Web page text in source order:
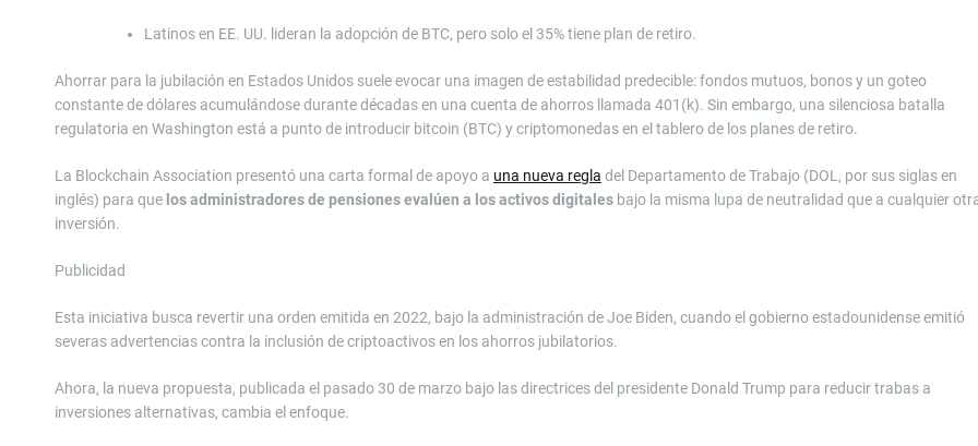
Latinos en EE. UU. lideran la adopción de BTC, pero solo el 35% tiene plan de retiro.
Ahorrar para la jubilación en Estados Unidos suele evocar una imagen de estabilidad predecible: fondos mutuos, bonos y un goteo
constante de dólares acumulándose durante décadas en una cuenta de ahorros llamada 401(k). Sin embargo, una silenciosa batalla
regulatoria en Washington está a punto de introducir bitcoin (BTC) y criptomonedas en el tablero de los planes de retiro.
La Blockchain Association presentó una carta formal de apoyo a una nueva regla del Departamento de Trabajo (DOL, por sus siglas en
inglés) para que los administradores de pensiones evalúen a los activos digitales bajo la misma lupa de neutralidad que a cualquier
inversión.
Publicidad
Esta iniciativa busca revertir una orden emitida en 2022, bajo la administración de Joe Biden, cuando el gobierno estadounidense emitió
severas advertencias contra la inclusión de criptoactivos en los ahorros jubilatorios.
Ahora, la nueva propuesta, publicada el pasado 30 de marzo bajo las directrices del presidente Donald Trump para reducir trabas a
inversiones alternativas, cambia el enfoque.